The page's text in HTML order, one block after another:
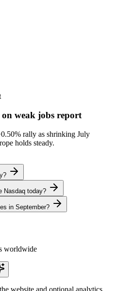
weak jobs report
rally as shrinking July
holds steady.
Nasdaq today?
in September?
worldwide
website and optional analytics